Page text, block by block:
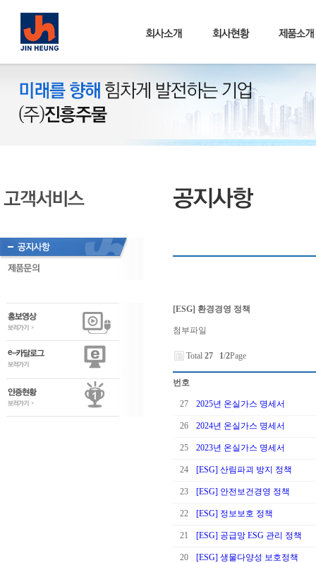
[ESG] 환경경영 정책
첨부파일
Total 27 1/2Page
번호
27 2025년 온실가스 명세서
26 2024년 온실가스 명세서
25 2023년 온실가스 명세서
24 [ESG] 산림파괴 방지 정책
23 [ESG] 안전보건경영 정책
22 [ESG] 정보보호 정책
21 [ESG] 공급망 ESG 관리 정책
20 [ESG] 생물다양성 보호정책